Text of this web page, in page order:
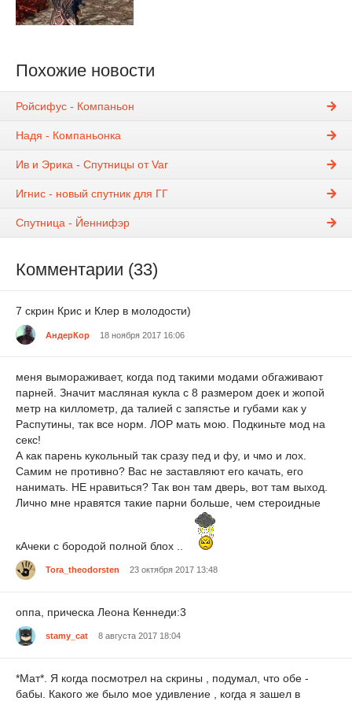
Похожие новости
Ройсифус - Компаньон
Надя - Компаньонка
Ив и Эрика - Спутницы от Var
Игнис - новый спутник для ГГ
Спутница - Йеннифэр
Комментарии (33)
7 скрин Крис и Клер в молодости)
АндерКор 18 ноября 2017 16:06
меня вымораживает, когда под такими модами обгаживают
парней. Значит масляная кукла с 8 размером доек и жопой
метр на киллометр, да талией с запястье и губами как у
Распутины, так все норм. ЛОР мать мою. Подкиньте мод на
секс!
А как парень кукольный так сразу пед и фу, и чмо и лох.
Самим не противно? Вас не заставляют его качать, его
нанимать. НЕ нравиться? Так вон там дверь, вот там выход.
Лично мне нравятся такие парни больше, чем стероидные
кАчеки с бородой полной блох ..
Tora_theodorsten 23 октября 2017 13:48
oппа, прическа Леона Кеннеди:3
stamy_cat 8 августа 2017 18:04
*Мат*. Я когда посмотрел на скрины , подумал, что обе -
бабы. Какого же было мое удивление , когда я зашел в